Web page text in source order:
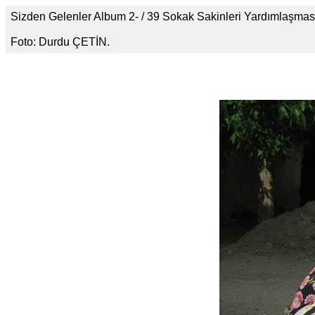
Sizden Gelenler Album 2- / 39 Sokak Sakinleri
Foto: Durdu ÇETİN.